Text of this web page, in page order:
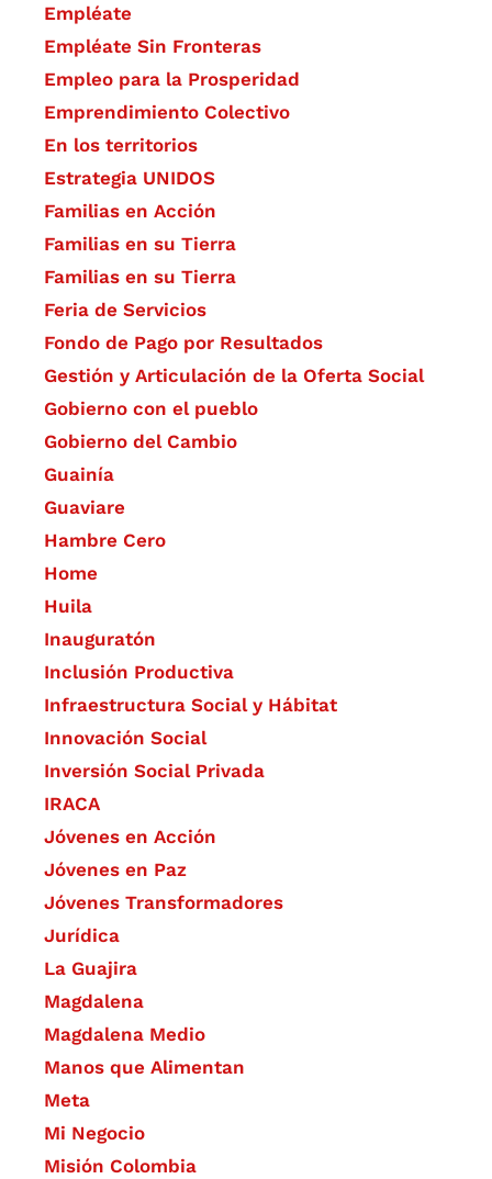
Empléate
Empléate Sin Fronteras
Empleo para la Prosperidad
Emprendimiento Colectivo
En los territorios
Estrategia UNIDOS
Familias en Acción
Familias en su Tierra
Familias en su Tierra
Feria de Servicios
Fondo de Pago por Resultados
Gestión y Articulación de la Oferta Social
Gobierno con el pueblo
Gobierno del Cambio
Guainía
Guaviare
Hambre Cero
Home
Huila
Inauguratón
Inclusión Productiva
Infraestructura Social y Hábitat
​Innovación Social
Inversión Social Privada
IRACA
Jóvenes en Acción
Jóvenes en Paz
Jóvenes Transformadores
Jurídica
La Guajira
Magdalena
Magdalena Medio
Manos que Alimentan
Meta
Mi Negocio
Misión Colombia